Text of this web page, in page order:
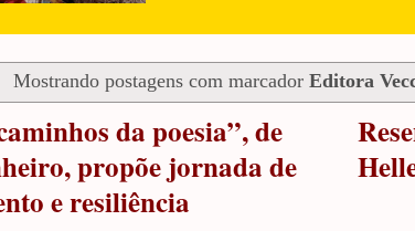
Mostrando postagens com marcador Editora
da poesia”, de
propõe jornada de
e resiliência